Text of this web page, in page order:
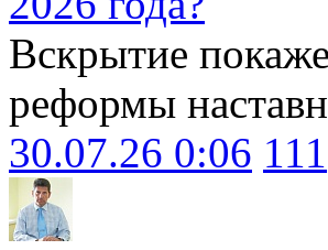
Вскрытие
реформы
30.07.26 0:06 111